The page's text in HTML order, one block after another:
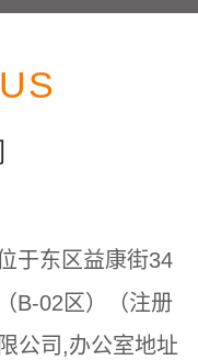
于东区益康街34
B-02区）（注册
公司,办公室地址